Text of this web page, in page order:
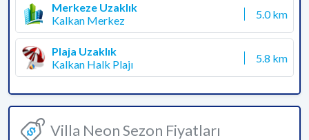
Merkeze Uzaklık
Kalkan Merkez
5.0 km
Plaja Uzaklık
Kalkan Halk Plajı
5.8 km
Villa Neon Sezon Fiyatları